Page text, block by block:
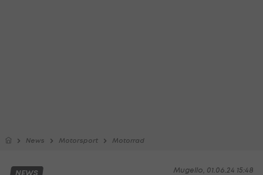
News Motorsport Motorrad
Mugello, 01.06.24 15:48
NEWS